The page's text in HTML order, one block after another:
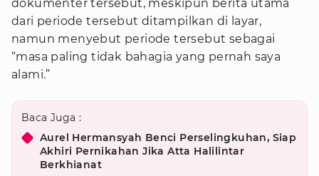
dokumenter tersebut, meskipun berita utama
dari periode tersebut ditampilkan di layar,
namun menyebut periode tersebut sebagai
“masa paling tidak bahagia yang pernah saya
alami.”
Baca Juga :
Aurel Hermansyah Benci Perselingkuhan, Siap
Akhiri Pernikahan Jika Atta Halilintar
Berkhianat